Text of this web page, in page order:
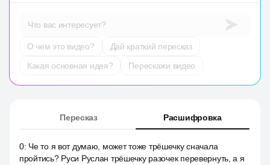
Что вас интересует?
О чем это видео?
Дай краткий пересказ
Какая основная идея?
Перескажи видео
Пересказ Расшифровка
0: Че то я вот думаю, может тоже трёшечку сначала
пройтись? Руси Руслан трёшечку разочек перевернуть, а я